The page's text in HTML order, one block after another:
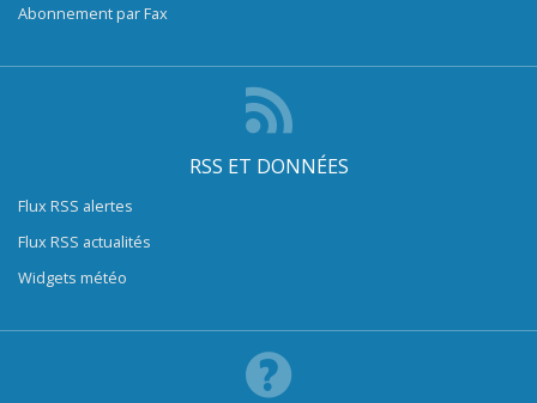
Abonnement par Fax
RSS ET DONNÉES
Flux RSS alertes
Flux RSS actualités
Widgets météo